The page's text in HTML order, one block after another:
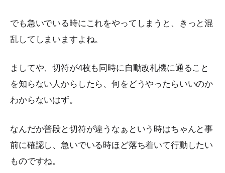
でも急いでいる時にこれをやってしまうと、きっと混
乱してしまいますよね。
ましてや、切符が4枚も同時に自動改札機に通ること
を知らない人からしたら、何をどうやったらいいのか
わからないはず。
なんだか普段と切符が違うなぁという時はちゃんと事
前に確認し、急いでいる時ほど落ち着いて行動したい
ものですね。